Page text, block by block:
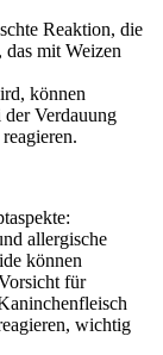
Reaktion, die
das mit Weizen
können
Verdauung
allergische
können
für
wichtig